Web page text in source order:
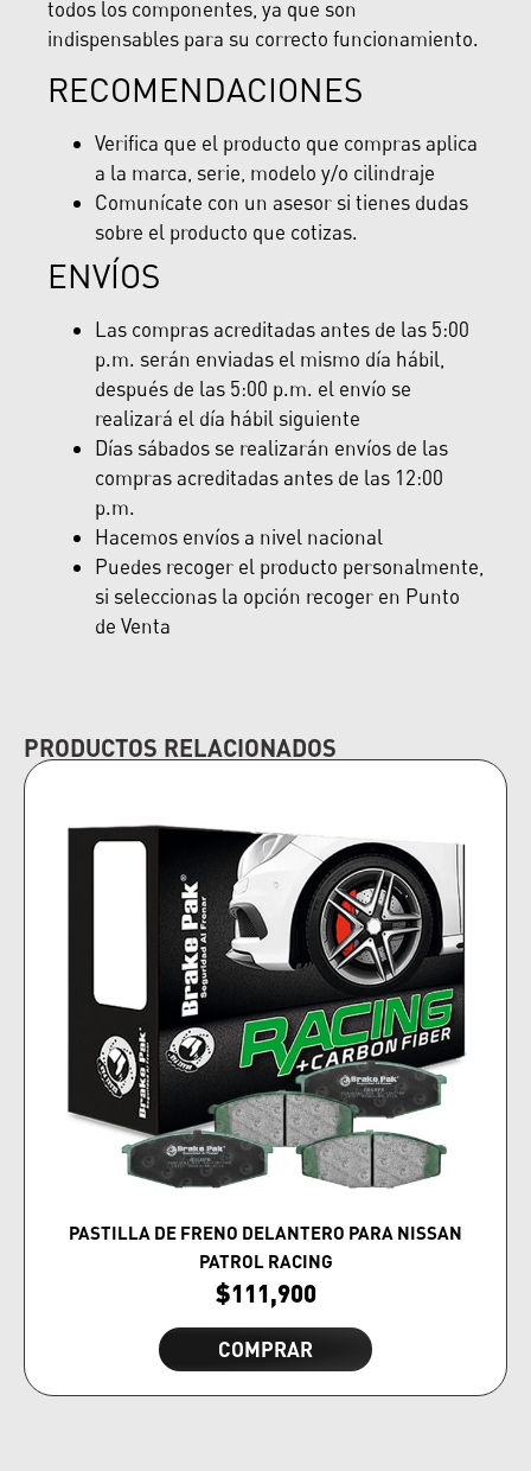
todos los componentes, ya que son
indispensables para su correcto funcionamiento.
RECOMENDACIONES
Verifica que el producto que compras aplica
a la marca, serie, modelo y/o cilindraje
Comunícate con un asesor si tienes dudas
sobre el producto que cotizas.
ENVÍOS
Las compras acreditadas antes de las 5:00
p.m. serán enviadas el mismo día hábil,
después de las 5:00 p.m. el envío se
realizará el día hábil siguiente
Días sábados se realizarán envíos de las
compras acreditadas antes de las 12:00
p.m.
Hacemos envíos a nivel nacional
Puedes recoger el producto personalmente,
si seleccionas la opción recoger en Punto
de Venta
PRODUCTOS RELACIONADOS
PASTILLA DE FRENO DELANTERO PARA NISSAN
PATROL RACING
$111,900
COMPRAR